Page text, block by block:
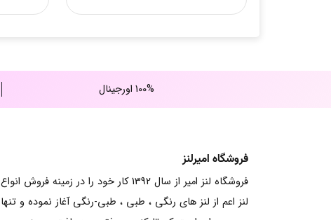
100% اورجینال
فروشگاه امیرلنز
فروشگاه لنز امیر از سال 1392 کار خود را در زمینه فروش انواع
لنز اعم از لنز های رنگی ، طبی ، طبی-رنگی آغاز نموده و تنها